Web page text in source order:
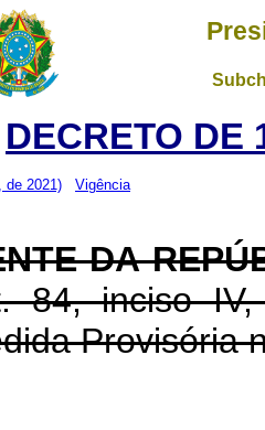
DECRETO DE
de 2021)
Vigência
DA
84, inciso
Provisória